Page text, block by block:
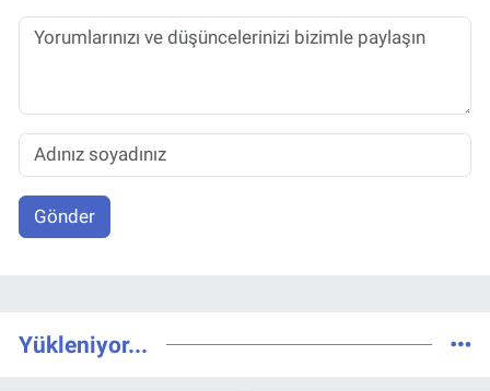
Gönder
Yükleniyor...